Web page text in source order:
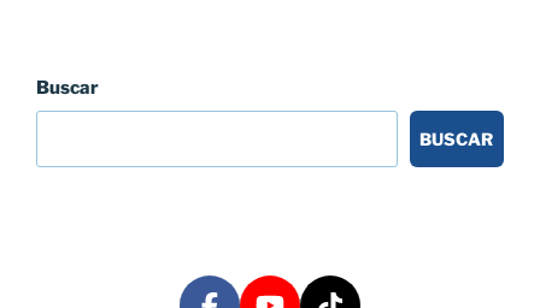
Buscar
BUSCAR